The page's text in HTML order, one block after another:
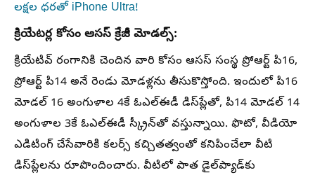
లక్షల ధరతో iPhone Ultra!
క్రియేటర్ల కోసం ఆసస్ క్రేజీ మోడల్స్:
క్రియేటివ్ రంగానికి చెందిన వారి కోసం ఆసస్ సంస్థ ప్రోఆర్ట్ పి16,
ప్రోఆర్ట్ పి14 అనే రెండు మోడళ్లను తీసుకొస్తోంది. ఇందులో పి16
మోడల్ 16 అంగుళాల 4కే ఓఎల్ఈడీ డిస్‌ప్లేతో, పి14 మోడల్ 14
అంగుళాల 3కే ఓఎల్ఈడీ స్క్రీన్‌తో వస్తున్నాయి. ఫొటో, వీడియో
ఎడిటింగ్ చేసేవారికి కలర్స్ కచ్చితత్వంతో కనిపించేలా వీటి
డిస్‌ప్లేలను రూపొందించారు. వీటిలో పాత డైల్‌ప్యాడ్‌కు